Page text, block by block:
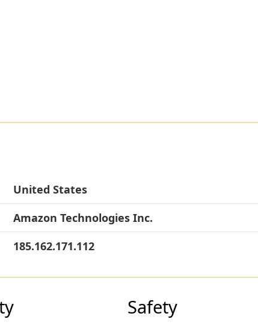
United States
Amazon Technologies Inc.
185.162.171.112
Safety